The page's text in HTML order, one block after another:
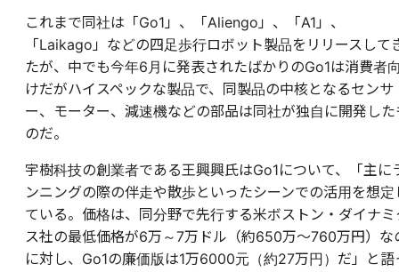
これまで同社は「Go1」、「Aliengo」、「A1」、
「Laikago」などの四足歩行ロボット製品をリリースして
たが、中でも今年6月に発表されたばかりのGo1は消費者
けだがハイスペックな製品で、同製品の中核となるセンサ
ー、モーター、減速機などの部品は同社が独自に開発した
のだ。
宇樹科技の創業者である王興興氏はGo1について、「主に
ンニングの際の伴走や散歩といったシーンでの活用を想定
ている。価格は、同分野で先行する米ボストン・ダイナミ
ス社の最低価格が6万～7万ドル（約650万～760万円）な
に対し、Go1の廉価版は1万6000元（約27万円）だ」と語